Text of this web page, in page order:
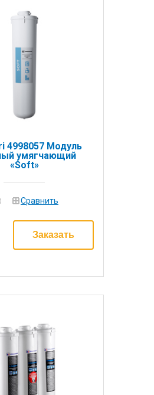
4998057 Модуль
умягчающий
«Soft»
Сравнить